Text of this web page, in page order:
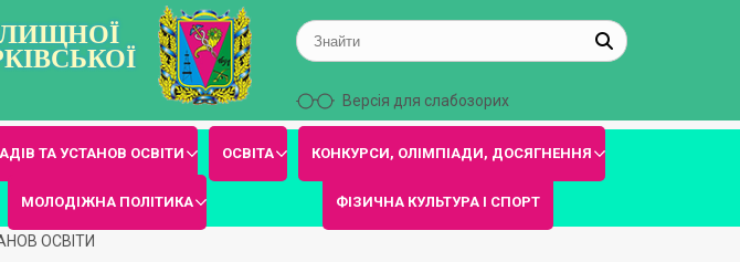
Версія для слабозорих
ТА УСТАНОВ ОСВІТИ ОСВІТА КОНКУРСИ, ОЛІМПІАДИ, ДОСЯГНЕННЯ
МОЛОДІЖНА ПОЛІТИКА ФІЗИЧНА КУЛЬТУРА І СПОРТ
ОСВІТИ